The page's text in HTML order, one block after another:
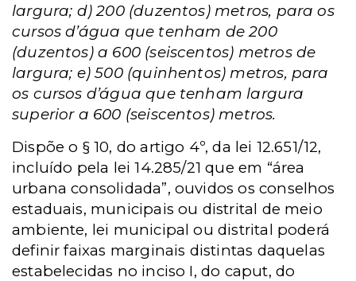
largura; d) 200 (duzentos) metros, para os
cursos d’água que tenham de 200
(duzentos) a 600 (seiscentos) metros de
largura; e) 500 (quinhentos) metros, para
os cursos d’água que tenham largura
superior a 600 (seiscentos) metros.
Dispõe o § 10, do artigo 4º, da lei 12.651/12,
incluído pela lei 14.285/21 que em “área
urbana consolidada”, ouvidos os conselhos
estaduais, municipais ou distrital de meio
ambiente, lei municipal ou distrital poderá
definir faixas marginais distintas daquelas
estabelecidas no inciso I, do caput, do